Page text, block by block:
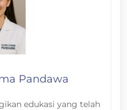
Pandawa
edukasi yang telah